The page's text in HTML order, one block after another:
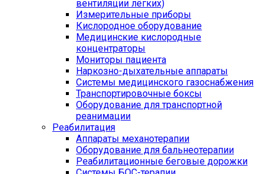
вентиляции лёгких)
Измерительные приборы
Кислородное оборудование
Медицинские кислородные
концентраторы
Мониторы пациента
Наркозно-дыхательные аппараты
Системы медицинского газоснабжения
Транспортировочные боксы
Оборудование для транспортной
реанимации
Реабилитация
Аппараты механотерапии
Оборудование для бальнеотерапии
Реабилитационные беговые дорожки